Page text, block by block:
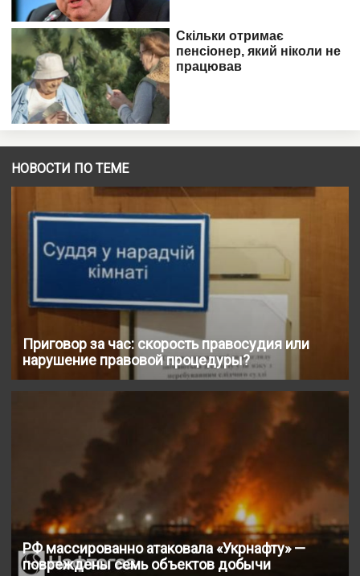
НОВОСТИ ПО ТЕМЕ
Приговор за час: скорость правосудия или
нарушение правовой процедуры?
РФ массированно атаковала «Укрнафту» —
повреждены семь объектов добычи